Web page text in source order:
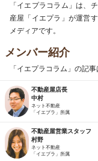
「イエプラコラム」は、
産屋「イエプラ」が運営
メディアです。
メンバー紹介
「イエプラコラム」の記
不動産屋店長
中村
ネット不動産
「イエプラ」所属
不動産屋営業スタッフ
村野
ネット不動産
「イエプラ」所属